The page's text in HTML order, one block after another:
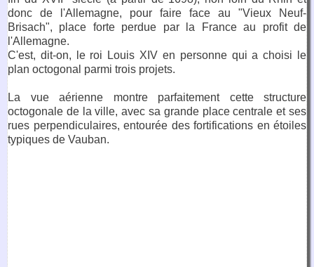
donc de l'Allemagne, pour faire face au "Vieux Neuf-
Brisach", place forte perdue par la France au profit de
l'Allemagne.
C'est, dit-on, le roi Louis XIV en personne qui a choisi le
plan octogonal parmi trois projets.
La vue aérienne montre parfaitement cette structure
octogonale de la ville, avec sa grande place centrale et ses
rues perpendiculaires, entourée des fortifications en étoiles
typiques de Vauban.